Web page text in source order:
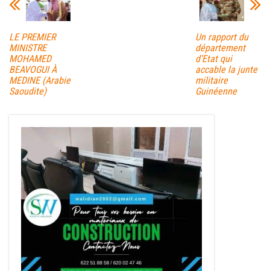
LE PREMIER
MINISTRE
MOHAMED
BEAVOGUI À
MEDINE (Arabie
Saoudite)
Un rapport du
département
d’Etat qui
accable la junte
militaire
Guinéenne